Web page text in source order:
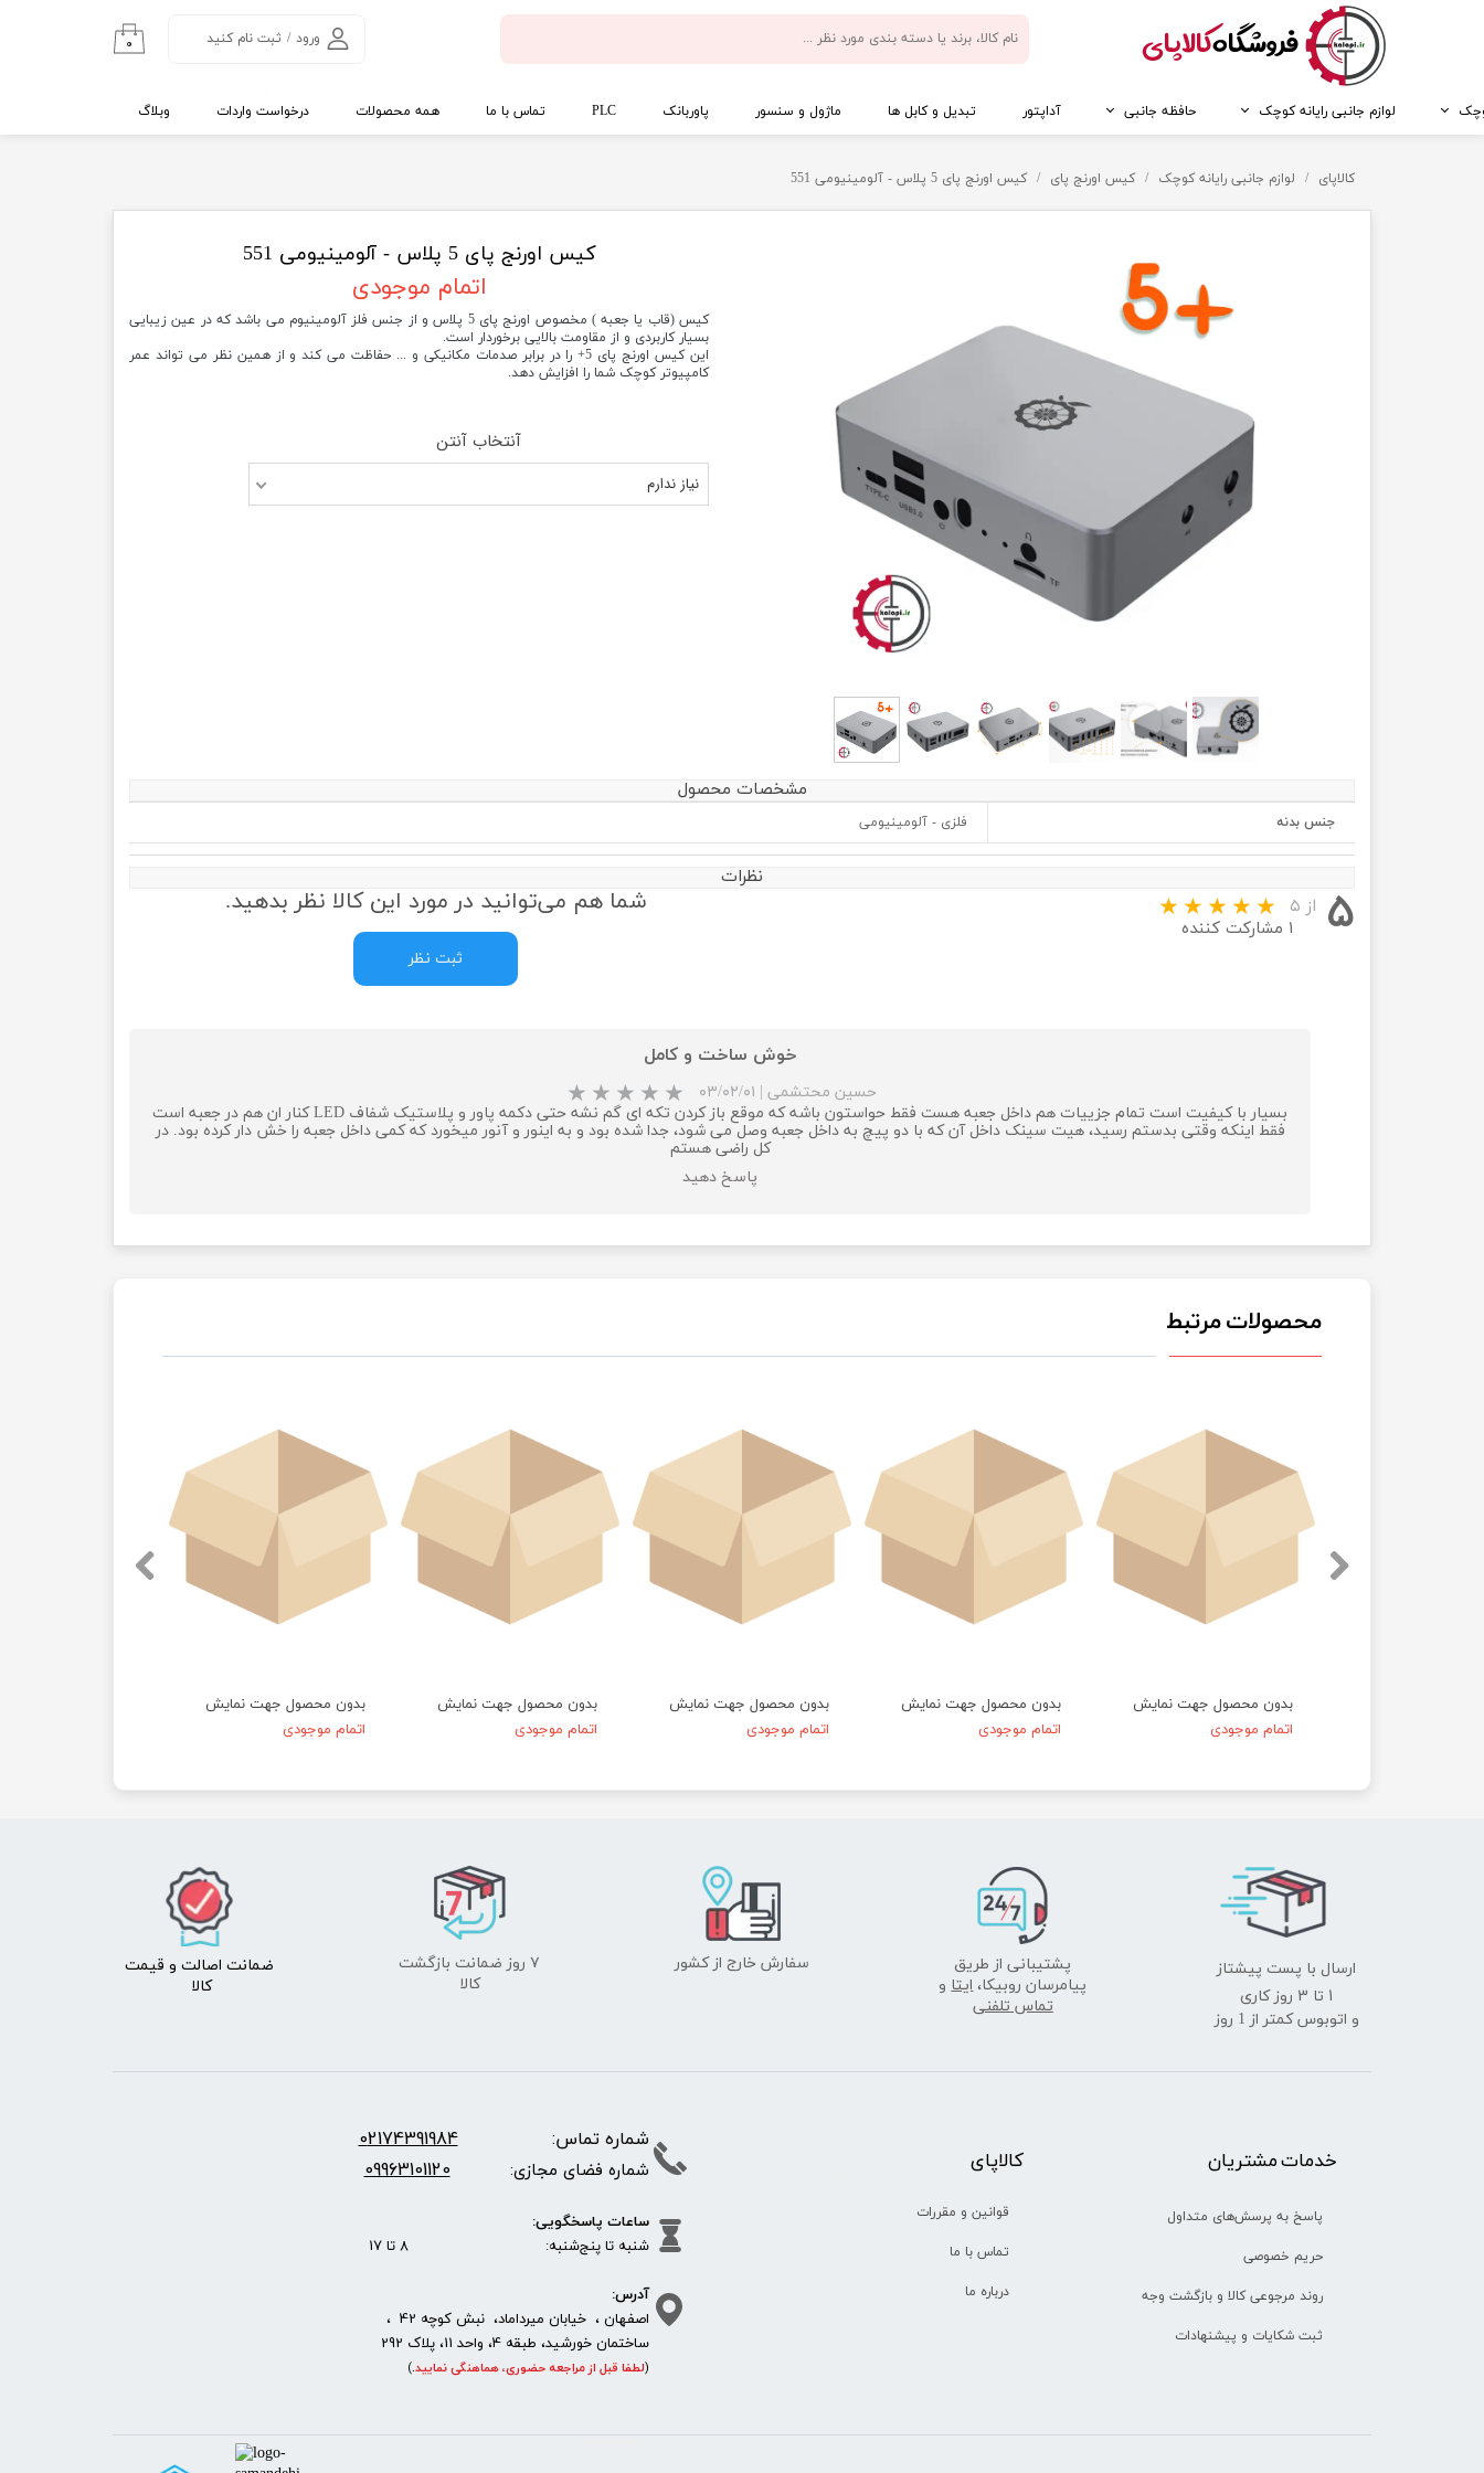
​فروشگاهکالاپای ورود / ثبت نام کنید
تغییر گذر واژه
کاربری
۰
لوازم جانبی رایانه کوچک حافظه جانبی آداپتور تبدیل و کابل ها ماژول و سنسور پاوربانک PLC تماس با ما همه محصولات درخواست واردات وبلاگ
کالاپای لوازم جانبی رایانه کوچک کیس اورنج پای کیس اورنج پای 5 پلاس - آلومینیومی 551
کیس اورنج پای 5 پلاس - آلومینیومی 551
اتمام موجودی
کیس (قاب یا جعبه ) مخصوص اورنج پای 5 پلاس و از جنس فلز آلومینیوم می باشد که در عین زیبایی
بسیار کاربردی و از مقاومت بالایی برخوردار است.
این کیس اورنج پای 5+ را در برابر صدمات مکانیکی و ... حفاظت می کند و از همین نظر می تواند عمر
کامپیوتر کوچک شما را افزایش دهد.
آنتخاب آنتن
نیاز ندارم
مشخصات محصول
جنس بدنه فلزی - آلومینیومی
نظرات
۵ از ۵
۱ مشارکت کننده
شما هم می‌توانید در مورد این کالا نظر بدهید.
ثبت نظر
خوش ساخت و کامل
حسین محتشمی | ۰۳/۰۲/۰۱
★★
بسیار با کیفیت است تمام جزییات هم داخل جعبه هست فقط حواستون باشه که موقع باز کردن تکه ای گم نشه حتی دکمه پاور و پلاستیک شفاف LED کنار ان هم در جعبه است
فقط اینکه وقتی بدستم رسید، هیت سینک داخل آن که با دو پیچ به داخل جعبه وصل می شود، جدا شده بود و به اینور و آنور میخورد که کمی داخل جعبه را خش دار کرده بود. در
کل راضی هستم
پاسخ دهید
محصولات مرتبط
بدون محصول جهت نمایش
اتمام موجودی
بدون محصول جهت نمایش
اتمام موجودی
بدون محصول جهت نمایش
اتمام موجودی
بدون محصول جهت نمایش
اتمام موجودی
بدون محصول جهت نمایش
اتمام موجودی
ارسال با پست پیشتاز
​​​​​​​1 تا 3 روز کاری
و اتوبوس کمتر از 1 روز
پشتیبانی از طریق
پیامرسان روبیکا،ایتاو
تماس تلفنی
سفارش خارج از کشور
۷ روز ضمانت بازگشت
​​​​​​​کالا
ضمانت اصالت و قیمت​​​​​​​
کالا ​​​​​​​
خدمات مشتریان
پاسخ به پرسش‌های متداول
حریم خصوصی
روند مرجوعی کالا و بازگشت وجه
ثبت شکایات و پیشنهادات
​​کالاپای
قوانین و مقررات
تماس با ما
درباره ما
شماره تماس: 02174391984
شماره فضای مجازی: 09963101120
ساعات پاسخگویی:
شنبه تا پنج‌شنبه: 8 تا 17
آدرس:
اصفهان ، خیابان میرداماد، نبش کوچه 42 ،
ساختمان خورشید، طبقه 4، واحد 11، پلاک 292
(لطفا قبل از مراجعه حضوری، هماهنگی نمایید.
)